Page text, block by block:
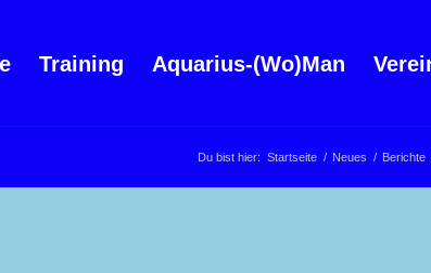
Training Aquarius-(Wo)Man
Du bist hier: Startseite / Neues / Berichte